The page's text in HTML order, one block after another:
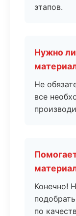
этапов.
Нужно
Не
все
Конечно!
по